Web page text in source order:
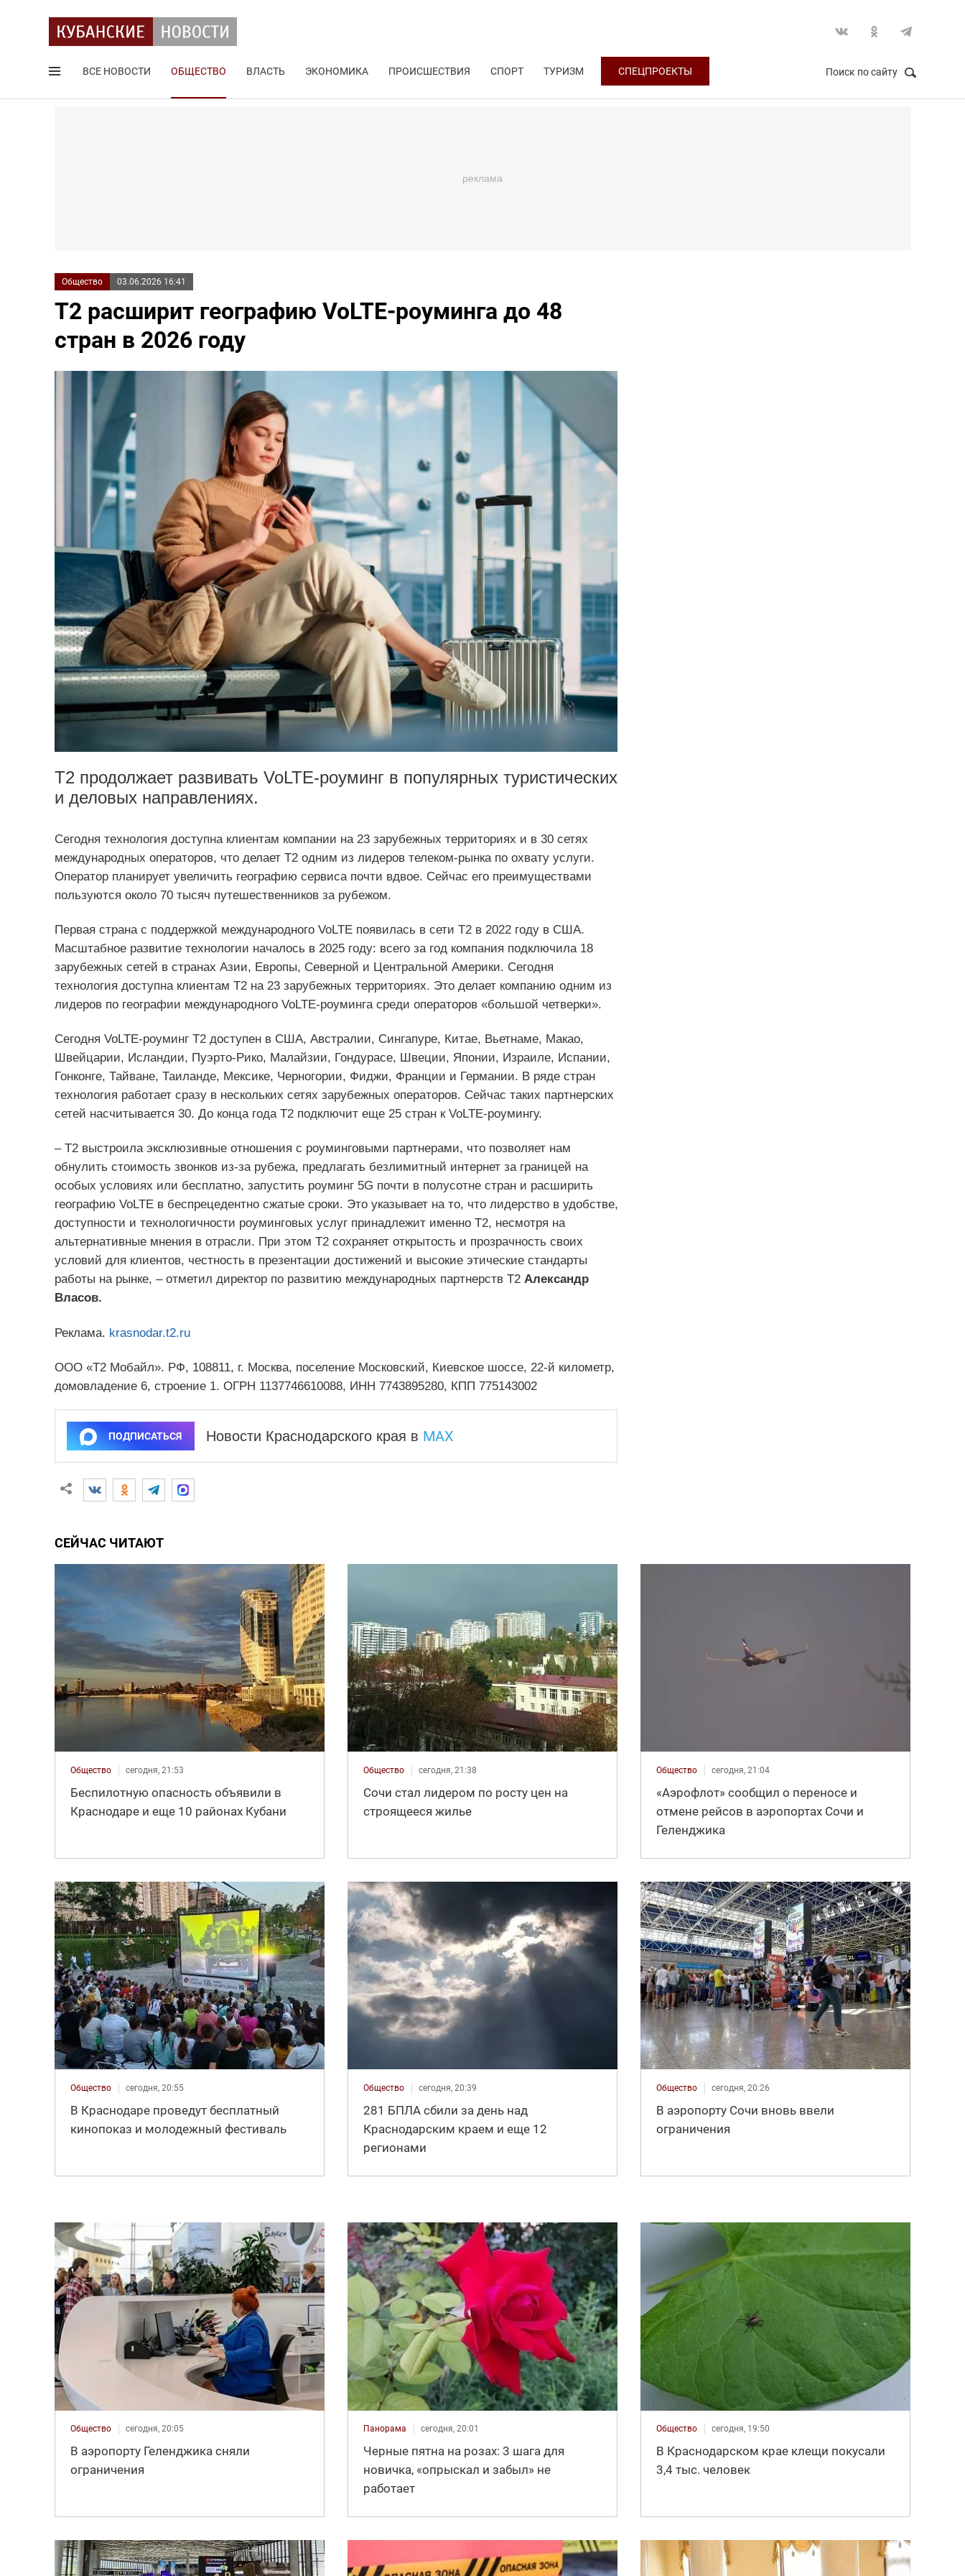
ВСЕ НОВОСТИ ОБЩЕСТВО ВЛАСТЬ ЭКОНОМИКА ПРОИСШЕСТВИЯ СПОРТ ТУРИЗМ СПЕЦПРОЕКТЫ Поиск по сайту
Общество 03.06.2026 16:41
Т2 расширит географию VoLTE-роуминга до 48
стран в 2026 году
Т2 продолжает развивать VoLTE-роуминг в популярных туристических
и деловых направлениях.
Сегодня технология доступна клиентам компании на 23 зарубежных территориях и в 30 сетях
международных операторов, что делает Т2 одним из лидеров телеком-рынка по охвату услуги.
Оператор планирует увеличить географию сервиса почти вдвое. Сейчас его преимуществами
пользуются около 70 тысяч путешественников за рубежом.
Первая страна с поддержкой международного VoLTE появилась в сети Т2 в 2022 году в США.
Масштабное развитие технологии началось в 2025 году: всего за год компания подключила 18
зарубежных сетей в странах Азии, Европы, Северной и Центральной Америки. Сегодня
технология доступна клиентам Т2 на 23 зарубежных территориях. Это делает компанию одним из
лидеров по географии международного VoLTE-роуминга среди операторов «большой четверки».
Сегодня VoLTE-роуминг Т2 доступен в США, Австралии, Сингапуре, Китае, Вьетнаме, Макао,
Швейцарии, Исландии, Пуэрто-Рико, Малайзии, Гондурасе, Швеции, Японии, Израиле, Испании,
Гонконге, Тайване, Таиланде, Мексике, Черногории, Фиджи, Франции и Германии. В ряде стран
технология работает сразу в нескольких сетях зарубежных операторов. Сейчас таких партнерских
сетей насчитывается 30. До конца года Т2 подключит еще 25 стран к VoLTE-роумингу.
– Т2 выстроила эксклюзивные отношения с роуминговыми партнерами, что позволяет нам
обнулить стоимость звонков из-за рубежа, предлагать безлимитный интернет за границей на
особых условиях или бесплатно, запустить роуминг 5G почти в полусотне стран и расширить
географию VoLTE в беспрецедентно сжатые сроки. Это указывает на то, что лидерство в удобстве,
доступности и технологичности роуминговых услуг принадлежит именно Т2, несмотря на
альтернативные мнения в отрасли. При этом Т2 сохраняет открытость и прозрачность своих
условий для клиентов, честность в презентации достижений и высокие этические стандарты
работы на рынке, – отметил директор по развитию международных партнерств Т2 Александр
Власов.
Реклама. krasnodar.t2.ru
ООО «Т2 Мобайл». РФ, 108811, г. Москва, поселение Московский, Киевское шоссе, 22-й километр,
домовладение 6, строение 1. ОГРН 1137746610088, ИНН 7743895280, КПП 775143002
ПОДПИСАТЬСЯ Новости Краснодарского края в MAX
СЕЙЧАС ЧИТАЮТ
Общество сегодня, 21:53
Беспилотную опасность объявили в
Краснодаре и еще 10 районах Кубани
Общество сегодня, 21:38
Сочи стал лидером по росту цен на
строящееся жилье
Общество сегодня, 21:04
«Аэрофлот» сообщил о переносе и
отмене рейсов в аэропортах Сочи и
Геленджика
Общество сегодня, 20:55
В Краснодаре проведут бесплатный
кинопоказ и молодежный фестиваль
Общество сегодня, 20:39
281 БПЛА сбили за день над
Краснодарским краем и еще 12
регионами
Общество сегодня, 20:26
В аэропорту Сочи вновь ввели
ограничения
Общество сегодня, 20:05
В аэропорту Геленджика сняли
ограничения
Панорама сегодня, 20:01
Черные пятна на розах: 3 шага для
новичка, «опрыскал и забыл» не
работает
Общество сегодня, 19:50
В Краснодарском крае клещи покусали
3,4 тыс. человек